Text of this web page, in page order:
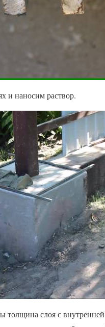
и наносим раствор.
толщина слоя с